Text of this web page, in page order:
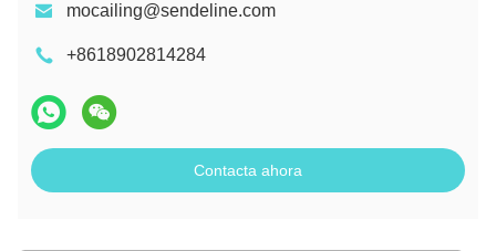
mocailing@sendeline.com
+8618902814284
Contacta ahora